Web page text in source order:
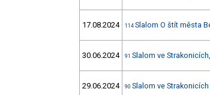
17.08.2024 114 Slalom O štít města
30.06.2024 91 Slalom ve
29.06.2024 90 Slalom ve